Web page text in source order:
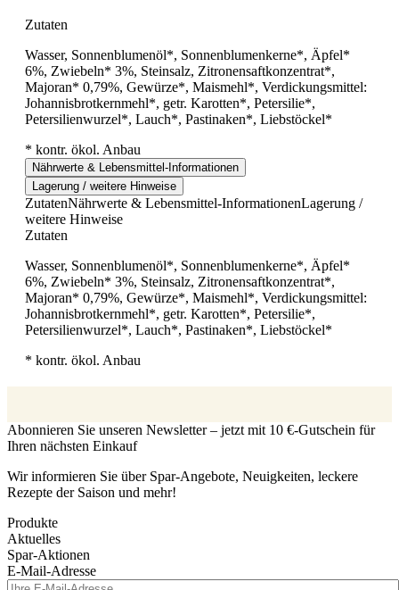
Zutaten
Wasser, Sonnenblumenöl*, Sonnenblumenkerne*, Äpfel*
6%, Zwiebeln* 3%, Steinsalz, Zitronensaftkonzentrat*,
Majoran* 0,79%, Gewürze*, Maismehl*, Verdickungsmittel:
Johannisbrotkernmehl*, getr. Karotten*, Petersilie*,
Petersilienwurzel*, Lauch*, Pastinaken*, Liebstöckel*
* kontr. ökol. Anbau
Nährwerte & Lebensmittel-Informationen
Lagerung / weitere Hinweise
ZutatenNährwerte & Lebensmittel-InformationenLagerung /
weitere Hinweise
Zutaten
Wasser, Sonnenblumenöl*, Sonnenblumenkerne*, Äpfel*
6%, Zwiebeln* 3%, Steinsalz, Zitronensaftkonzentrat*,
Majoran* 0,79%, Gewürze*, Maismehl*, Verdickungsmittel:
Johannisbrotkernmehl*, getr. Karotten*, Petersilie*,
Petersilienwurzel*, Lauch*, Pastinaken*, Liebstöckel*
* kontr. ökol. Anbau
Abonnieren Sie unseren Newsletter – jetzt mit 10 €-Gutschein für
Ihren nächsten Einkauf
Wir informieren Sie über Spar-Angebote, Neuigkeiten, leckere
Rezepte der Saison und mehr!
Produkte
Aktuelles
Spar-Aktionen
E-Mail-Adresse